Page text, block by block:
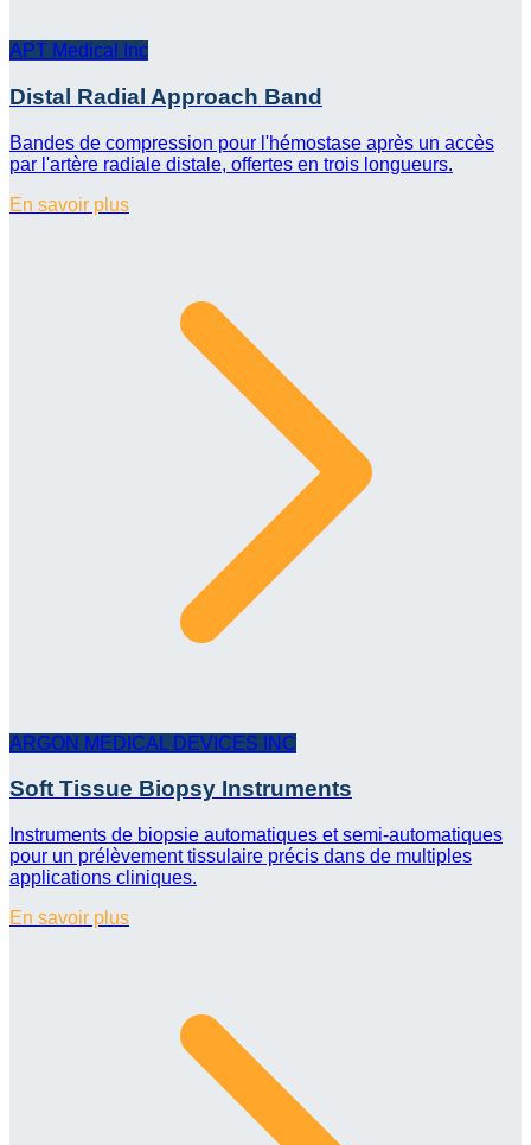
APT Medical Inc
Distal Radial Approach Band
Bandes de compression pour l'hémostase après un accès
par l'artère radiale distale, offertes en trois longueurs.
En savoir plus
ARGON MEDICAL DEVICES INC
Soft Tissue Biopsy Instruments
Instruments de biopsie automatiques et semi-automatiques
pour un prélèvement tissulaire précis dans de multiples
applications cliniques.
En savoir plus